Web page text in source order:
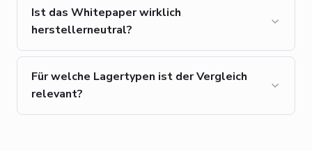
Ist das Whitepaper wirklich
herstellerneutral?
Für welche Lagertypen ist der Vergleich
relevant?